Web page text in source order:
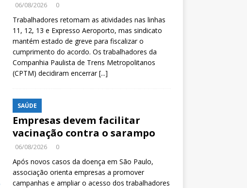
06/08/2026 0
Trabalhadores retomam as atividades nas linhas
11, 12, 13 e Expresso Aeroporto, mas sindicato
mantém estado de greve para fiscalizar o
cumprimento do acordo. Os trabalhadores da
Companhia Paulista de Trens Metropolitanos
(CPTM) decidiram encerrar[...]
SAÚDE
Empresas devem facilitar
vacinação contra o sarampo
06/08/2026 0
Após novos casos da doença em São Paulo,
associação orienta empresas a promover
campanhas e ampliar o acesso dos trabalhadores